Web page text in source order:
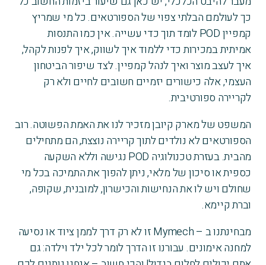
כך לעולמם הבלתי צפוי של הספורטאים. כל מי שמריץ
קמפיין POD לומד תוך כדי עשייה. אין כמו התנסות
אמיתית במכירות כדי ללמוד איך לשווק, איך לפנות לקהל,
איך לעצב מוצר ואיך לנהל קמפיין. לצד שיפור הביטחון
העצמי, אלה כישורים יזמיים חשובים לחיים ולא רק
לקריירה ספורטיבית.
המשפט של מארק קיובן מזכיר לנו את האמת הפשוטה. רוב
הספורטאים לא נולדים לתוך קריירה נוצצת, הם מתחילים
מהבית. בעזרת טכנולוגיה POD נגישה וללא השקעה
כספית או סיכון של מלאי, ניתן להפוך את התמיכה בכל מי
שחולם ויש לו את הנחישות והכישרון, למובנית, שקופה,
וברת קיימא.
מבחינתנו ב – Mymech זו לא רק דרך לממן ציוד או נסיעה
למחנה אימונים. עבורנו זו הדרך לומר לכל ילד וילדה: גם